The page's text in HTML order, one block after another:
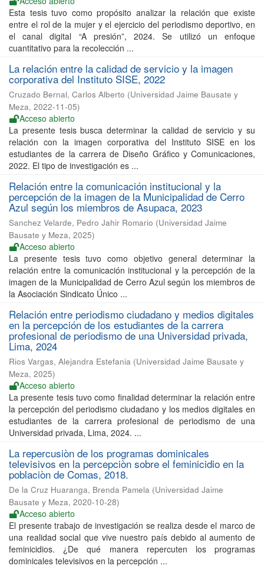
Esta tesis tuvo como propósito analizar la relación que existe
entre el rol de la mujer y el ejercicio del periodismo deportivo, en
el canal digital “A presión”, 2024. Se utilizó un enfoque
cuantitativo para la recolección ...
La relación entre la calidad de servicio y la imagen
corporativa del Instituto SISE, 2022
Cruzado Bernal, Carlos Alberto (Universidad Jaime Bausate y
Meza, 2022-11-05)
Acceso abierto
La presente tesis busca determinar la calidad de servicio y su
relación con la imagen corporativa del Instituto SISE en los
estudiantes de la carrera de Diseño Gráfico y Comunicaciones,
2022. El tipo de investigación es ...
Relación entre la comunicación institucional y la
percepción de la imagen de la Municipalidad de Cerro
Azul según los miembros de Asupaca, 2023
Sanchez Velarde, Pedro Jahir Romario (Universidad Jaime
Bausate y Meza, 2025)
Acceso abierto
La presente tesis tuvo como objetivo general determinar la
relación entre la comunicación institucional y la percepción de la
imagen de la Municipalidad de Cerro Azul según los miembros de
la Asociación Sindicato Único ...
Relación entre periodismo ciudadano y medios digitales
en la percepción de los estudiantes de la carrera
profesional de periodismo de una Universidad privada,
Lima, 2024
Rios Vargas, Alejandra Estefania (Universidad Jaime Bausate y
Meza, 2025)
Acceso abierto
La presente tesis tuvo como finalidad determinar la relación entre
la percepción del periodismo ciudadano y los medios digitales en
estudiantes de la carrera profesional de periodismo de una
Universidad privada, Lima, 2024. ...
La repercusiòn de los programas dominicales
televisivos en la percepciòn sobre el feminicidio en la
poblaciòn de Comas, 2018.
De la Cruz Huaranga, Brenda Pamela (Universidad Jaime
Bausate y Meza, 2020-10-28)
Acceso abierto
El presente trabajo de investigación se realiza desde el marco de
una realidad social que vive nuestro país debido al aumento de
feminicidios. ¿De qué manera repercuten los programas
dominicales televisivos en la percepción ...